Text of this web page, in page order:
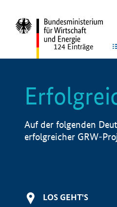
124 Einträge
Auf der folgenden
erfolgreicher GRW-
LOS GEHT'S